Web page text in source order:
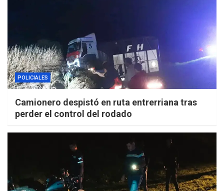
POLICIALES
Camionero despistó en ruta entrerriana tras
perder el control del rodado